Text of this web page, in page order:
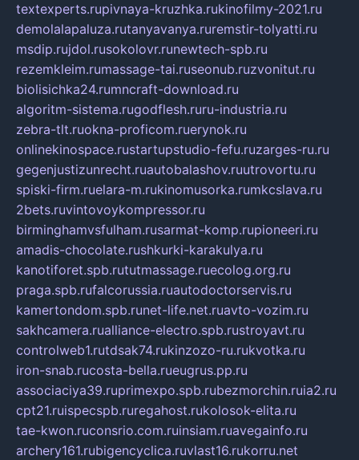
textexperts.rupivnaya-kruzhka.rukinofilmy-2021.ru
demolalapaluza.rutanyavanya.ruremstir-tolyatti.ru
msdip.rujdol.rusokolovr.runewtech-spb.ru
rezemkleim.rumassage-tai.ruseonub.ruzvonitut.ru
biolisichka24.rumncraft-download.ru
algoritm-sistema.rugodflesh.ruru-industria.ru
zebra-tlt.ruokna-proficom.ruerynok.ru
onlinekinospace.rustartupstudio-fefu.ruzarges-ru.ru
gegenjustizunrecht.ruautobalashov.ruutrovortu.ru
spiski-firm.ruelara-m.rukinomusorka.rumkcslava.ru
2bets.ruvintovoykompressor.ru
birminghamvsfulham.rusarmat-komp.rupioneeri.ru
amadis-chocolate.rushkurki-karakulya.ru
kanotiforet.spb.rututmassage.ruecolog.org.ru
praga.spb.rufalcorussia.ruautodoctorservis.ru
kamertondom.spb.runet-life.net.ruavto-vozim.ru
sakhcamera.rualliance-electro.spb.rustroyavt.ru
controlweb1.rutdsak74.rukinzozo-ru.rukvotka.ru
iron-snab.rucosta-bella.rueugrus.pp.ru
associaciya39.ruprimexpo.spb.rubezmorchin.ruia2.ru
cpt21.ruispecspb.ruregahost.rukolosok-elita.ru
tae-kwon.ruconsrio.com.ruinsiam.ruavegainfo.ru
archery161.rubigencyclica.ruvlast16.rukorru.net